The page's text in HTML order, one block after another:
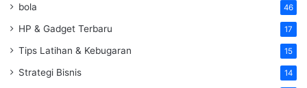
bola 46
HP & Gadget Terbaru 17
Tips Latihan & Kebugaran 15
Strategi Bisnis 14